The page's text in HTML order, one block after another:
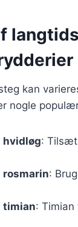
kan
nogle
hvidløg: Tilsæt
:
timian: